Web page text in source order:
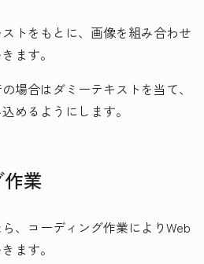
トをもとに、画像を組み合わせ
ます。
場合はダミーテキストを当て、
めるようにします。
業
、コーディング作業によりWeb
ます。